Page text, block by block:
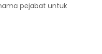
pejabat untuk